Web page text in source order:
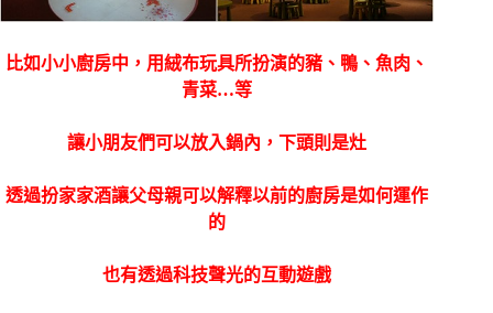
比如小小廚房中，用絨布玩具所扮演的豬、鴨、魚肉、
青菜…等
讓小朋友們可以放入鍋內，下頭則是灶
透過扮家家酒讓父母親可以解釋以前的廚房是如何運作
的
也有透過科技聲光的互動遊戲